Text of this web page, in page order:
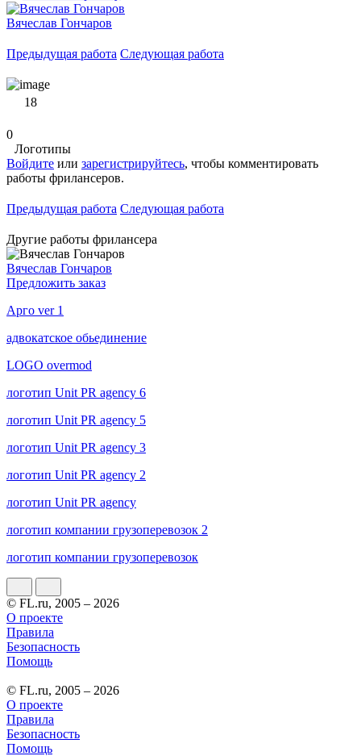
Вячеслав Гончаров
Предыдущая работа Следующая работа
18
0
Логотипы
Войдите или зарегистрируйтесь, чтобы комментировать
работы фрилансеров.
Предыдущая работа Следующая работа
Другие работы фрилансера
Вячеслав Гончаров
Предложить заказ
Арго ver 1
адвокатское обьединение
LOGO overmod
логотип Unit PR agency 6
логотип Unit PR agency 5
логотип Unit PR agency 3
логотип Unit PR agency 2
логотип Unit PR agency
логотип компании грузоперевозок 2
логотип компании грузоперевозок
© FL.ru, 2005 – 2026
О проекте
Правила
Безопасность
Помощь
© FL.ru, 2005 – 2026
О проекте
Правила
Безопасность
Помощь